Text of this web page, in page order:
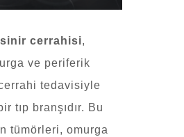
cerrahisi,
ve periferik
tedavisiyle
tıp branşıdır. Bu
tümörleri, omurga